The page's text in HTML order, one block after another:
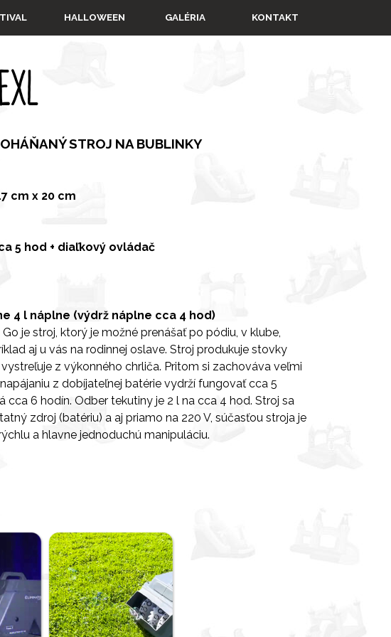
▼ HALLOWEEN ▼
GALÉRIA KONTAKT
STROJ NA BUBLINKY
cm x 20 cm
5 hod + diaľkový ovládač
4 l náplne (výdrž náplne cca 4 hod)
je stroj, ktorý je možné prenášať po pódiu, v klube,
aj u vás na rodinnej oslave. Stroj produkuje stovky
z výkonného chrliča. Pritom si zachováva veľmi
z dobíjateľnej batérie vydrží fungovať cca 5
cca 6 hodín. Odber tekutiny je 2 l na cca 4 hod. Stroj sa
zdroj (batériu) a aj priamo na 220 V, súčasťou stroja je
a hlavne jednoduchú manipuláciu.